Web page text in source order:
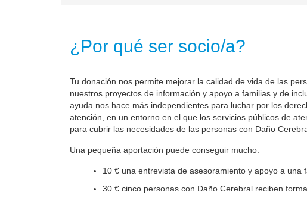
¿Por qué ser socio/a?
Tu donación nos permite mejorar la calidad de vida de las
nuestros proyectos de información y apoyo a familias y de
ayuda nos hace más independientes para luchar por los
atención, en un entorno en el que los servicios públicos de
para cubrir las necesidades de las personas con Daño
Una pequeña aportación puede conseguir mucho:
10 € una entrevista de asesoramiento y apoyo a una
30 € cinco personas con Daño Cerebral reciben